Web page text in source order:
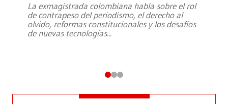
La exmagistrada colombiana habla sobre el rol
de contrapeso del periodismo, el derecho al
olvido, reformas constitucionales y los desafíos
de nuevas tecnologías...